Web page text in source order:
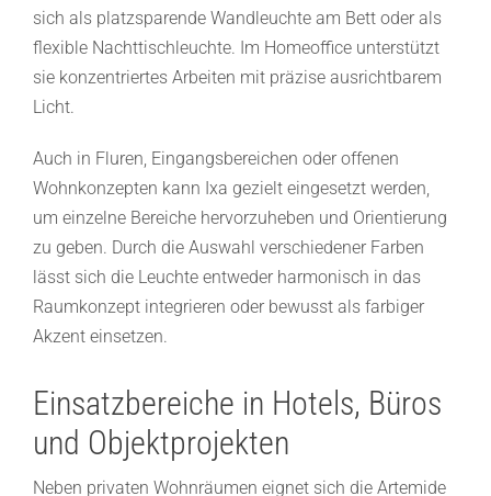
sich als platzsparende Wandleuchte am Bett oder als
flexible Nachttischleuchte. Im Homeoffice unterstützt
sie konzentriertes Arbeiten mit präzise ausrichtbarem
Licht.
Auch in Fluren, Eingangsbereichen oder offenen
Wohnkonzepten kann Ixa gezielt eingesetzt werden,
um einzelne Bereiche hervorzuheben und Orientierung
zu geben. Durch die Auswahl verschiedener Farben
lässt sich die Leuchte entweder harmonisch in das
Raumkonzept integrieren oder bewusst als farbiger
Akzent einsetzen.
Einsatzbereiche in Hotels, Büros
und Objektprojekten
Neben privaten Wohnräumen eignet sich die Artemide